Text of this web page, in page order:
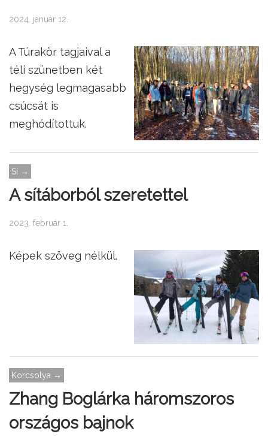
2024. január 12.
A Túrakör tagjaival a
téli szünetben két
hegység legmagasabb
csúcsát is
meghódítottuk.
Sí →
A sítáborból szeretettel
2023. február 1.
Képek szöveg nélkül.
Korcsolya →
Zhang Boglárka háromszoros
országos bajnok